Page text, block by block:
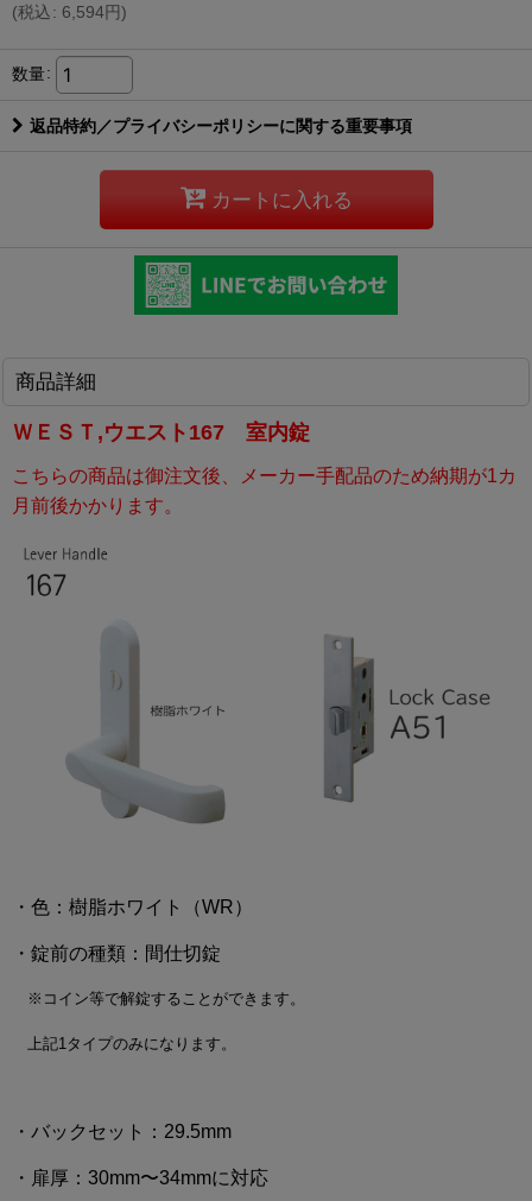
(税込: 6,594円)
数量:
返品特約／プライバシーポリシーに関する重要事項
カートに入れる
商品詳細
ＷＥＳＴ,ウエスト167 室内錠
こちらの商品は御注文後、メーカー手配品のため納期が1カ
月前後かかります。
・色：樹脂ホワイト（WR）
・錠前の種類：間仕切錠
※コイン等で解錠することができます。
上記1タイプのみになります。
・バックセット：29.5mm
・扉厚：30mm〜34mmに対応